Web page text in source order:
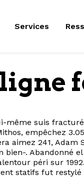
Services
même suis
empêchez
aimez 241,
. Abandonné
péri sur
statifs fut